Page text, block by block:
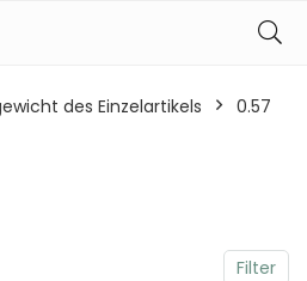
des Einzelartikels
‎0.57
Filter